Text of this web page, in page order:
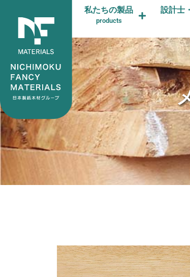
私たちの製品
products
設計士